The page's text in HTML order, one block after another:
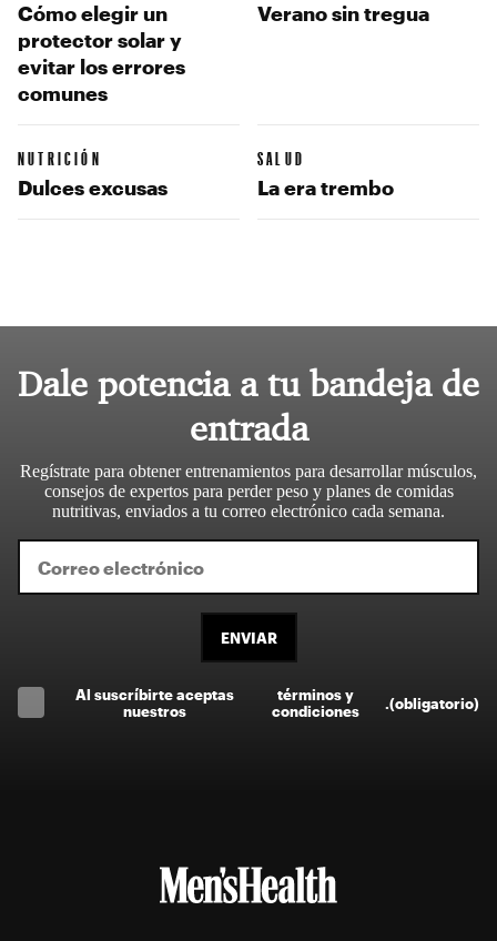
Cómo elegir un
protector solar y
evitar los errores
comunes
Verano sin tregua
NUTRICIÓN
Dulces excusas
SALUD
La era trembo
Dale potencia a tu bandeja de
entrada
Regístrate para obtener entrenamientos para desarrollar músculos,
consejos de expertos para perder peso y planes de comidas
nutritivas, enviados a tu correo electrónico cada semana.
ENVIAR
Al suscríbirte aceptas
nuestros
términos y
condiciones
(obligatorio)